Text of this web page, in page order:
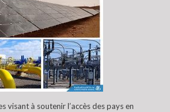
visant à soutenir l’accès des pays en